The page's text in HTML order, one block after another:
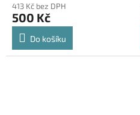
413 Kč bez DPH
500 Kč
Do košíku